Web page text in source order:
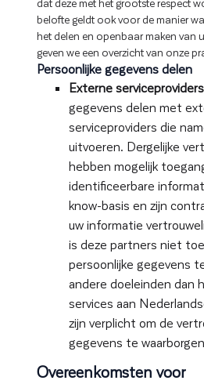
dat deze met het grootste respect
belofte geldt ook voor de manier
het delen en openbaar maken van
geven we een overzicht van onze
Persoonlijke gegevens delen
Externe
gegevens delen met
serviceproviders die
uitvoeren. Dergelijke
hebben mogelijk
identificeerbare
know-basis en zijn
uw informatie
is deze partners niet
persoonlijke gegevens
andere doeleinden dan
services aan
zijn verplicht om de
gegevens te
Overeenkomsten voor